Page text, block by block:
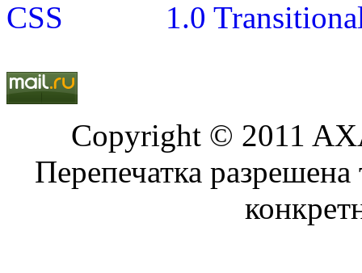
Copyright © 2011
Перепечатка